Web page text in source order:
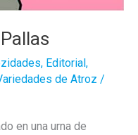
, Editorial,
de Atroz /
en una urna de